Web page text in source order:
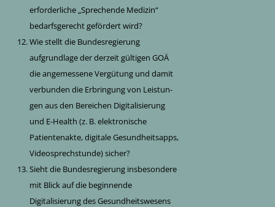
erforderliche „Sprechende Medizin“
bedarfsgerecht gefördert wird?
Wie stellt die Bundesregierung
aufgrundlage der derzeit gültigen GOÄ
die angemessene Vergütung und damit
verbunden die Erbringung von Leistun-
gen aus den Bereichen Digitalisierung
und E-Health (z. B. elektronische
Patientenakte, digitale Gesundheitsapps,
Videosprechstunde) sicher?
Sieht die Bundesregierung insbesondere
mit Blick auf die beginnende
Digitalisierung des Gesundheitswesens